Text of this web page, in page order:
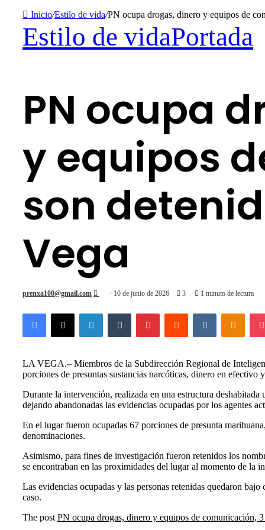
Inicio/Estilo de vida/PN ocupa drogas, dinero y equipos de
Estilo de vidaPortada
PN ocupa
y equipos
son
Vega
prenxa100@gmail.com
Send 10 de junio de 2026 3 1 minuto de lectura
Facebook
X LinkedInTumblrPinterestReddit VKontakte
LA VEGA.– Miembros de la Subdirección Regional de
porciones de presuntas sustancias narcóticas, dinero en
Durante la intervención, realizada en una estructura
dejando abandonadas las evidencias ocupadas por los agentes
En el lugar fueron ocupadas 67 porciones de presunta
denominaciones.
Asimismo, para fines de investigación fueron retenidos los
se encontraban en las proximidades del lugar al momento de la
Las evidencias ocupadas y las personas retenidas quedaron
caso.
The post PN ocupa drogas, dinero y equipos de comunicación,